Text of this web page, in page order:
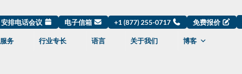
安排电话会议 电子信箱 +1 (877) 255-0717 免费报价
服务 行业专长 语言 关于我们 博客